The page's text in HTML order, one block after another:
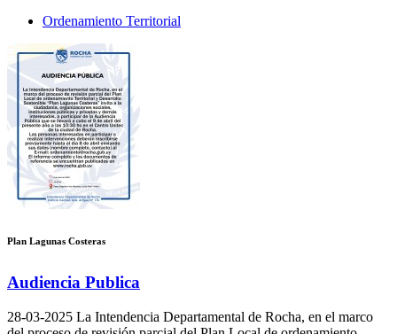
Ordenamiento Territorial
Plan Lagunas Costeras
Audiencia Publica
28-03-2025 La Intendencia Departamental de Rocha, en el marco